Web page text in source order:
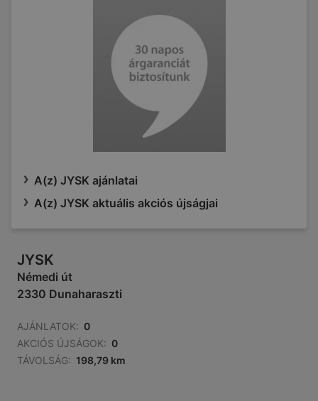
A(z) JYSK ajánlatai
A(z) JYSK aktuális akciós újságjai
JYSK
Némedi út
2330 Dunaharaszti
AJÁNLATOK: 0
AKCIÓS ÚJSÁGOK: 0
TÁVOLSÁG: 198,79 km